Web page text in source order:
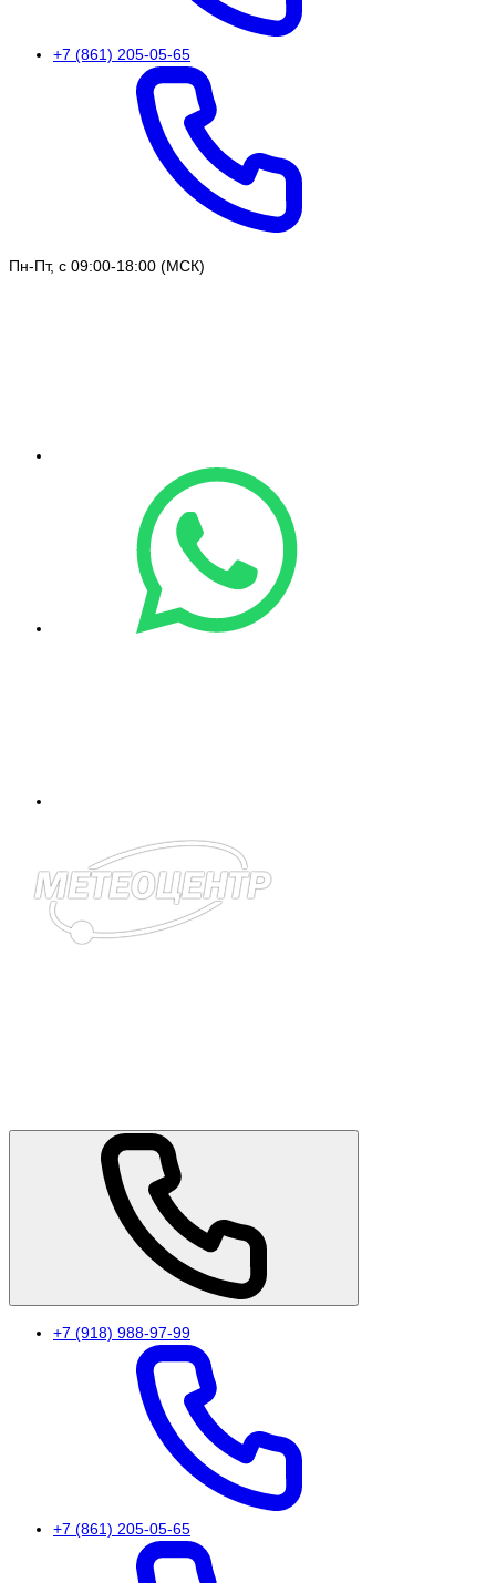
+7 (861) 205-05-65
Пн-Пт, с 09:00-18:00 (МСК)
+7 (918) 988-97-99
+7 (861) 205-05-65